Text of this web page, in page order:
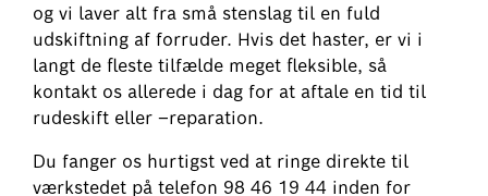
og vi laver alt fra små stenslag til en fuld
udskiftning af forruder. Hvis det haster, er vi i
langt de fleste tilfælde meget fleksible, så
kontakt os allerede i dag for at aftale en tid til
rudeskift eller –reparation.
Du fanger os hurtigst ved at ringe direkte til
værkstedet på telefon 98 46 19 44 inden for